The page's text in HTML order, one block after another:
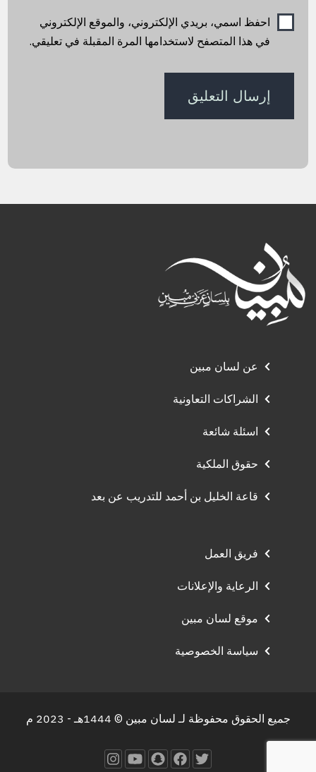
احفظ اسمي، بريدي الإلكتروني، والموقع الإلكتروني
في هذا المتصفح لاستخدامها المرة المقبلة في تعليقي.
عن لسان مبين
الشراكات التعاونية
اسئلة شائعة
حقوق الملكية
قاعة الخليل بن أحمد للتدريب عن بعد
فريق العمل
الرعاية والإعلانات
موقع لسان مبين
سياسة الخصوصية
جميع الحقوق محفوظة لـ لسان مبين © 1444هـ - 2023 م